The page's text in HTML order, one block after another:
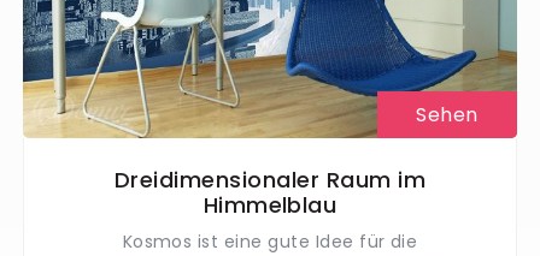
Sehen
Dreidimensionaler Raum im
Himmelblau
Kosmos ist eine gute Idee für die